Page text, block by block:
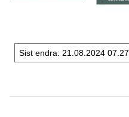
Sist endra 21.08.2024 07.27